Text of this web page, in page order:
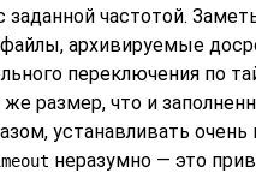
частотой.
архивируемые
переключения по
размер, что и
устанавливать очень
неразумно — это